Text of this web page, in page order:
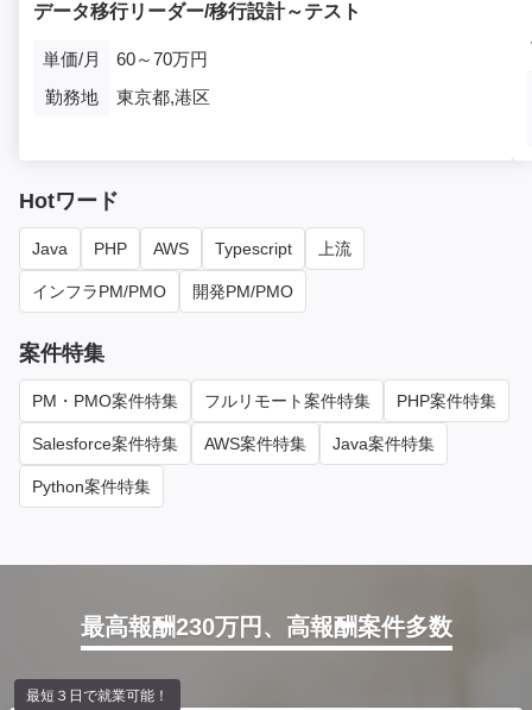
データ移行リーダー/移行設計～テスト
単価/月
60～70万円
勤務地
東京都,港区
Hotワード
Java PHP AWS Typescript 上流
インフラPM/PMO 開発PM/PMO
案件特集
PM・PMO案件特集 フルリモート案件特集 PHP案件特集
Salesforce案件特集 AWS案件特集 Java案件特集
Python案件特集
最高報酬230万円、高報酬案件多数
最短３日で就業可能！